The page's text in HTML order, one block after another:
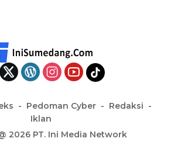
Pedoman Cyber
Redaksi
Iklan
2026 PT. Ini Media Network